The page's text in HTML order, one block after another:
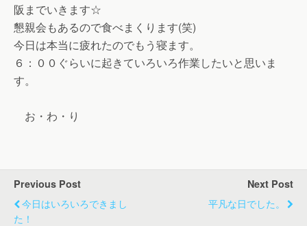
阪までいきます☆
懇親会もあるので食べまくります(笑)
今日は本当に疲れたのでもう寝ます。
６：００ぐらいに起きていろいろ作業したいと思いま
す。
お・わ・り
Previous Post
今日はいろいろできまし
た！
Next Post
平凡な日でした。